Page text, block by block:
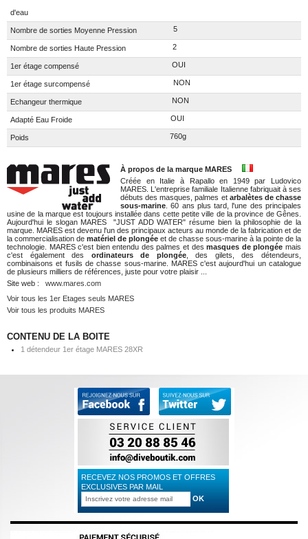
d'eau
Nombre de sorties Moyenne Pression 5
Nombre de sorties Haute Pression 2
1er étage compensé OUI
1er étage surcompensé NON
Echangeur thermique NON
Adapté Eau Froide OUI
Poids 760g
À propos de la marque MARES
Créée en Italie à Rapallo en 1949 par Ludovico
MARES. L'entreprise familiale Italienne fabriquait à ses
débuts des masques, palmes et arbalètes de chasse
sous-marine . 60 ans plus tard, l'une des principales
usine de la marque est toujours installée dans cette petite ville de la province de Gênes.
Aujourd'hui le slogan MARES "JUST ADD WATER" résume bien la philosophie de la
marque. MARES est devenu l'un des principaux acteurs au monde de la fabrication et de
la commercialisation de matériel de plongée et de chasse sous-marine à la pointe de la
technologie. MARES c'est bien entendu des palmes et desmasques de plongée mais
c'est également des ordinateurs de plongée, des gilets, des détendeurs,
combinaisons et fusils de chasse sous-marine. MARES c'est aujourd'hui un catalogue
de plusieurs milliers de références, juste pour votre plaisir ...
Site web : www.mares.com
Voir tous les 1er Etages seuls MARES
Voir tous les produits MARES
CONTENU DE LA BOITE
1 détendeur 1er étage MARES 28XR
RECEVEZ NOS PROMOS ET OFFRES
EXCLUSIVES PAR MAIL